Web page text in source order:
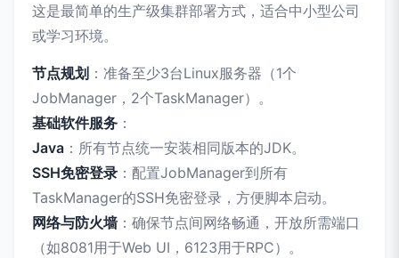
这是最简单的生产级集群部署方式，适合中小型公司
或学习环境。
节点规划 ：准备至少3台Linux服务器（1个
JobManager，2个TaskManager）。
基础软件服务 ：
Java ：所有节点统一安装相同版本的JDK。
SSH免密登录 ：配置JobManager到所有
TaskManager的SSH免密登录，方便脚本启动。
网络与防火墙：确保节点间网络畅通，开放所需端口
（如8081用于Web UI，6123用于RPC）。